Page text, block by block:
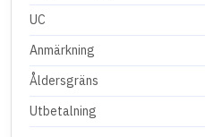
UC
Anmärkning
Åldersgräns
Utbetalning